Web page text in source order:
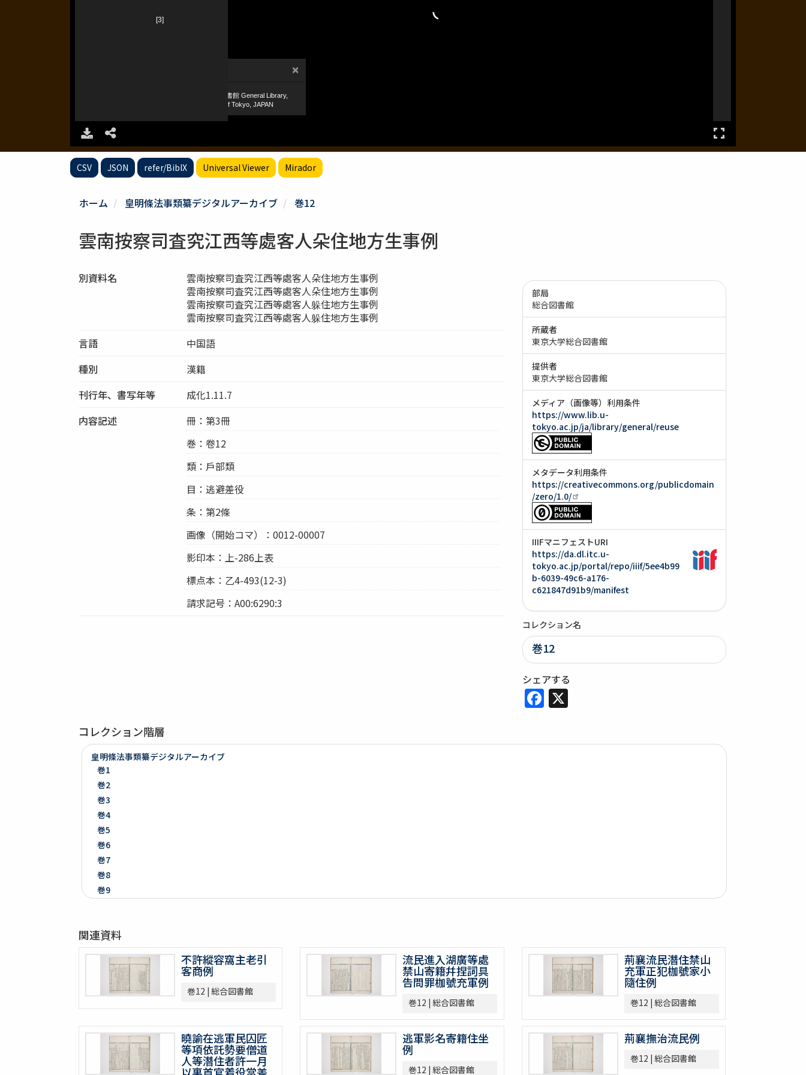
CSV JSON refer/BibIX Universal Viewer Mirador
ホーム 皇明條法事類纂デジタルアーカイブ 巻12
雲南按察司査究江西等處客人朵住地方生事例
別資料名
雲南按察司査究江西等處客人朵住地方生事例
雲南按察司査究江西等處客人朵住地方生事例
雲南按察司査究江西等處客人躲住地方生事例
雲南按察司査究江西等處客人躲住地方生事例
言語
中国語
種別
漢籍
刊行年、書写年等
成化1.11.7
内容記述
冊：第3冊
巻：卷12
類：戶部類
目：逃避差役
条：第2條
画像（開始コマ）：0012-00007
影印本：上-286上表
標点本：乙4-493(12-3)
請求記号：A00:6290:3
部局
総合図書館
所蔵者
東京大学総合図書館
提供者
東京大学総合図書館
メディア（画像等）利用条件
https://www.lib.u-
tokyo.ac.jp/ja/library/general/reuse
メタデータ利用条件
https://creativecommons.org/publicdomain
/zero/1.0/
IIIFマニフェストURI
https://da.dl.itc.u-
tokyo.ac.jp/portal/repo/iiif/5ee4b99
b-6039-49c6-a176-
c621847d91b9/manifest
コレクション名
巻12
シェアする
Facebook
X
コレクション階層
皇明條法事類纂デジタルアーカイブ
巻1
巻2
巻3
巻4
巻5
巻6
巻7
巻8
巻9
巻12
巻13
巻14
巻15
巻16
巻17
巻18
巻19
巻20
巻21
関連資料
不許縱容窩主老引
客商例
巻12 | 総合図書館
流民進入湖廣等處
禁山寄籍幷捏詞具
告問罪枷號充軍例
巻12 | 総合図書館
荊襄流民潛住禁山
充軍正犯枷號家小
隨住例
巻12 | 総合図書館
曉諭在逃軍民囚匠
等項依託勢要僧道
人等潛住者許一月
逃軍影名寄籍住坐
例
巻12 | 総合図書館
荊襄撫治流民例
巻12 | 総合図書館